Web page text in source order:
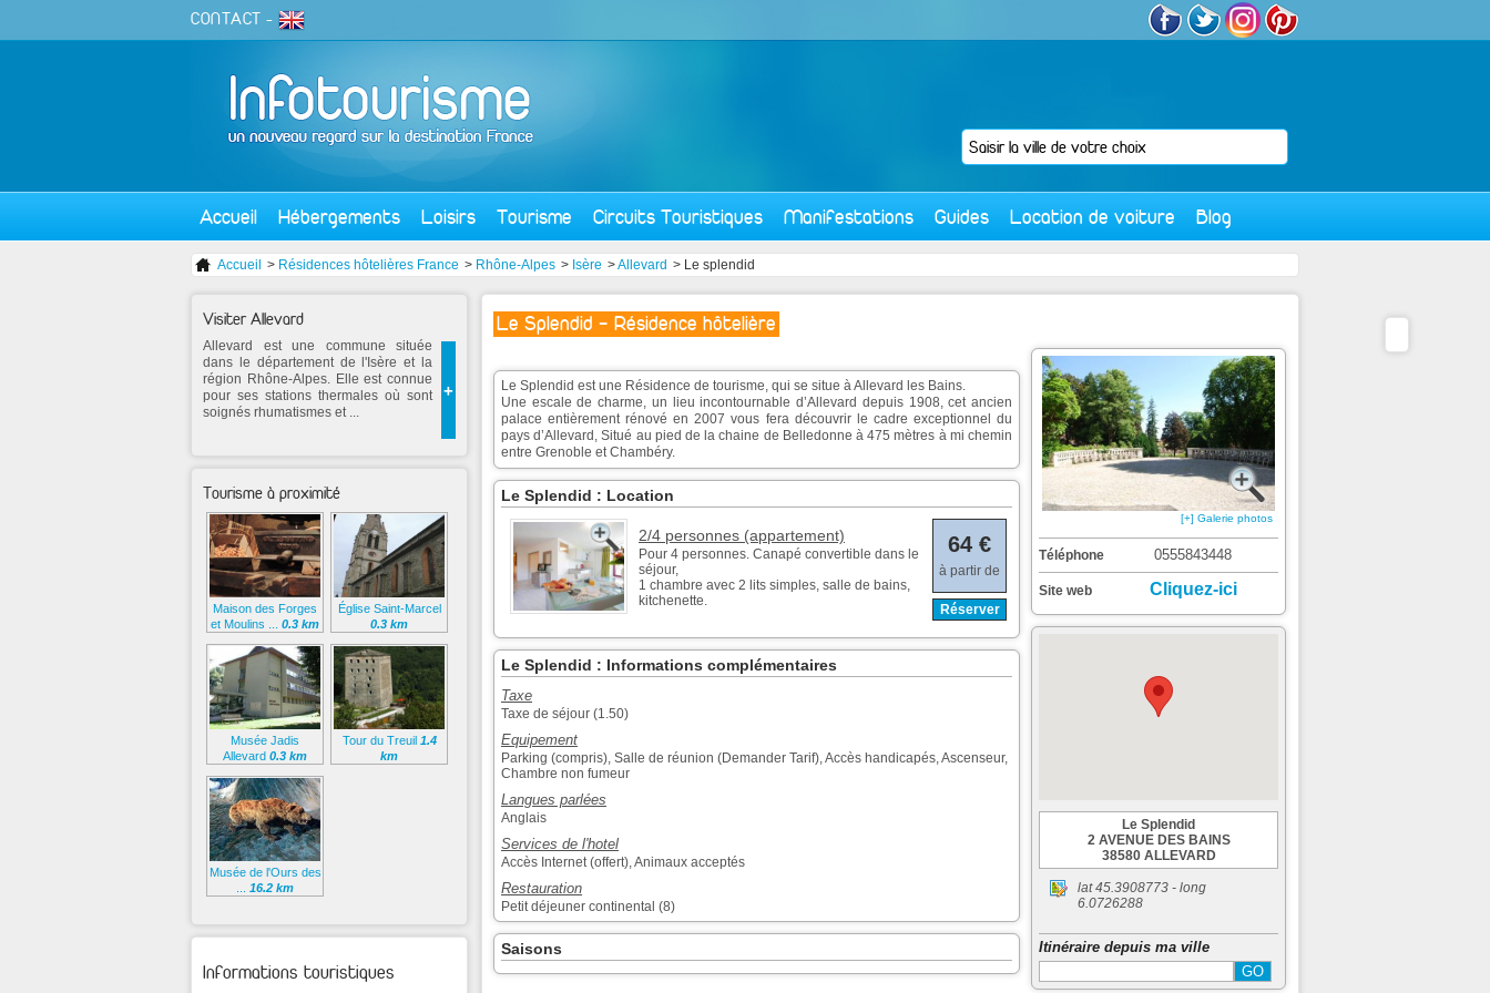
CONTACT -
Accueil Hébergements Loisirs Tourisme Circuits Touristiques Manifestations Guides Location de voiture Blog
Accueil > Résidences hôtelières France > Rhône-Alpes > Isère >Allevard > Le splendid
Le Splendid - Résidence hôtelière
Le Splendid est une Résidence de tourisme, qui se situe à Allevard les Bains.
Une escale de charme, un lieu incontournable d’Allevard depuis 1908, cet ancien
palace entièrement rénové en 2007 vous fera découvrir le cadre exceptionnel du
pays d’Allevard, Situé au pied de la chaine de Belledonne à 475 mètres à mi chemin
entre Grenoble et Chambéry.
Le Splendid : Location
2/4 personnes (appartement)
Pour 4 personnes. Canapé convertible dans le
séjour,
1 chambre avec 2 lits simples, salle de bains,
kitchenette.
64 €
à partir de
Réserver
Le Splendid : Informations complémentaires
Taxe
Taxe de séjour (1.50)
Equipement
Parking (compris), Salle de réunion (Demander Tarif), Accès handicapés, Ascenseur,
Chambre non fumeur
Langues parlées
Anglais
Services de l'hotel
Accès Internet (offert), Animaux acceptés
Restauration
Petit déjeuner continental (8)
Saisons
[+] Galerie photos
Téléphone 0555843448
Site web Cliquez-ici
Le Splendid
2 AVENUE DES BAINS
38580 ALLEVARD
lat45.3908773 - long
6.0726288
Itinéraire depuis ma ville
Visiter Allevard
+
Allevard est une commune située
dans le département de l'Isère et la
région Rhône-Alpes. Elle est connue
pour ses stations thermales où sont
soignés rhumatismes et ...
Tourisme à proximité
Maison des Forges
et Moulins ... 0.3 km
Église Saint-Marcel
0.3 km
Musée Jadis
Allevard 0.3 km
Tour du Treuil 1.4
km
Musée de l'Ours des
16.2 km
Informations touristiques